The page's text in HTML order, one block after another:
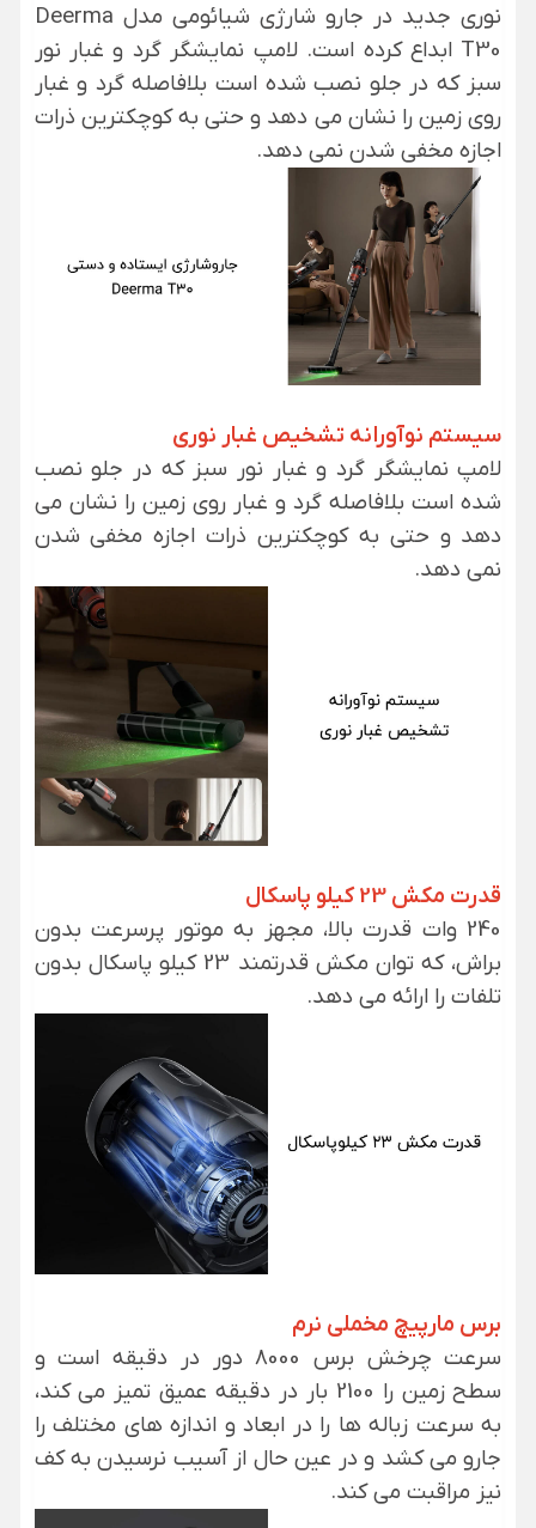
نوری جدید در جارو شارژی شیائومی مدل Deerma
T30 ابداع کرده است. لامپ نمایشگر گرد و غبار نور
سبز که در جلو نصب شده است بلافاصله گرد و غبار
روی زمین را نشان می دهد و حتی به کوچکترین ذرات
اجازه مخفی شدن نمی دهد.
سیستم نوآورانه تشخیص غبار نوری
لامپ نمایشگر گرد و غبار نور سبز که در جلو نصب
شده است بلافاصله گرد و غبار روی زمین را نشان می
دهد و حتی به کوچکترین ذرات اجازه مخفی شدن
نمی دهد.
قدرت مکش 23 کیلو پاسکال
240 وات قدرت بالا، مجهز به موتور پرسرعت بدون
براش، که توان مکش قدرتمند 23 کیلو پاسکال بدون
تلفات را ارائه می دهد.
برس مارپیچ مخملی نرم
سرعت چرخش برس 8000 دور در دقیقه است و
سطح زمین را 2100 بار در دقیقه عمیق تمیز می کند،
به سرعت زباله ها را در ابعاد و اندازه های مختلف را
جارو می کشد و در عین حال از آسیب نرسیدن به کف
نیز مراقبت می کند.